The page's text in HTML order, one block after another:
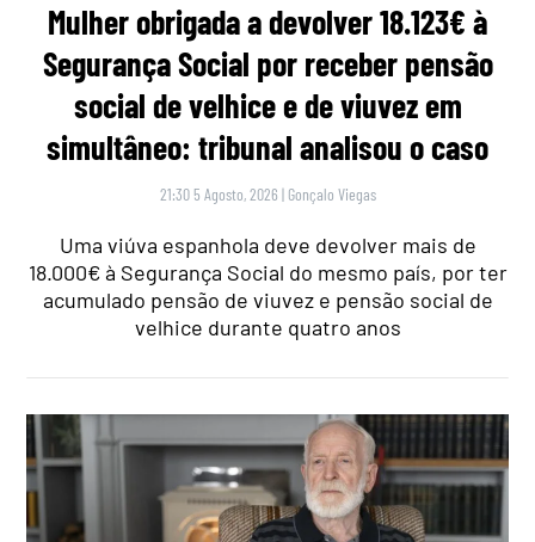
Mulher obrigada a devolver 18.123€ à
Segurança Social por receber pensão
social de velhice e de viuvez em
simultâneo: tribunal analisou o caso
21:30 5 Agosto, 2026 | Gonçalo Viegas
Uma viúva espanhola deve devolver mais de
18.000€ à Segurança Social do mesmo país, por ter
acumulado pensão de viuvez e pensão social de
velhice durante quatro anos